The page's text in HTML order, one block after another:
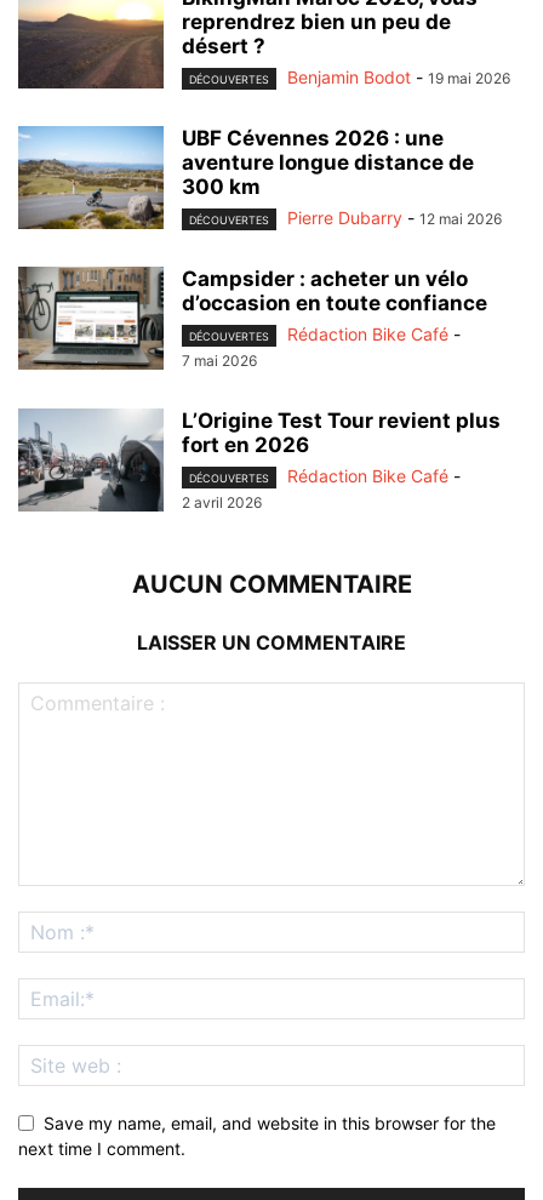
reprendrez bien un peu de
désert ?
DÉCOUVERTES Benjamin Bodot - 19 mai 2026
UBF Cévennes 2026 : une
aventure longue distance de
300 km
DÉCOUVERTES Pierre Dubarry - 12 mai 2026
Campsider : acheter un vélo
d’occasion en toute confiance
DÉCOUVERTES Rédaction Bike Café -
7 mai 2026
L’Origine Test Tour revient plus
fort en 2026
DÉCOUVERTES Rédaction Bike Café -
2 avril 2026
AUCUN COMMENTAIRE
LAISSER UN COMMENTAIRE
Save my name, email, and website in this browser for the
next time I comment.